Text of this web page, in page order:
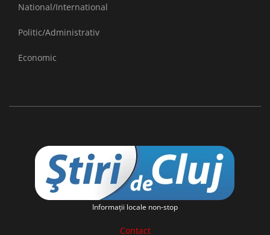
National/International
Politic/Administrativ
Economic
Informaţii locale non-stop
Contact